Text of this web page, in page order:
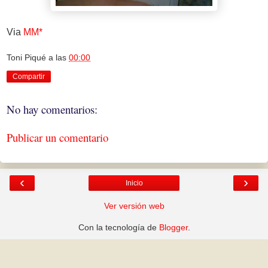
Via MM*
Toni Piqué a las 00:00
Compartir
No hay comentarios:
Publicar un comentario
‹ ›
Inicio
Ver versión web
Con la tecnología de Blogger.